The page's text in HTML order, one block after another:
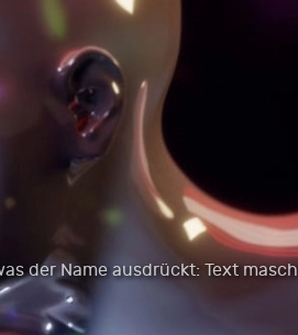
der Name ausdrückt: Text